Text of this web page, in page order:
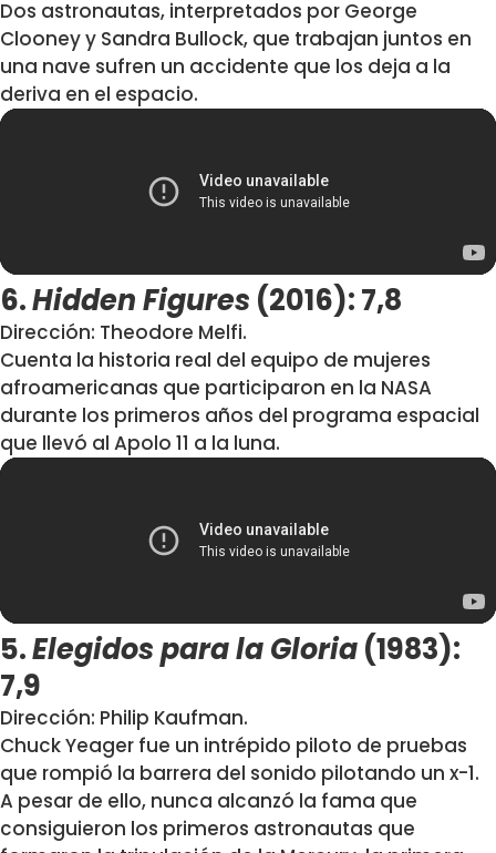
Dos astronautas, interpretados por George
Clooney y Sandra Bullock, que trabajan juntos en
una nave sufren un accidente que los deja a la
deriva en el espacio.
6.Hidden Figures (2016): 7,8
Dirección: Theodore Melfi.
Cuenta la historia real del equipo de mujeres
afroamericanas que participaron en la NASA
durante los primeros años del programa espacial
que llevó al Apolo 11 a la luna.
5.Elegidos para la Gloria(1983):
7,9
Dirección: Philip Kaufman.
Chuck Yeager fue un intrépido piloto de pruebas
que rompió la barrera del sonido pilotando un x-1.
A pesar de ello, nunca alcanzó la fama que
consiguieron los primeros astronautas que